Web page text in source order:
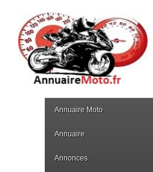
Annuaire Moto
Annuaire
Annonces